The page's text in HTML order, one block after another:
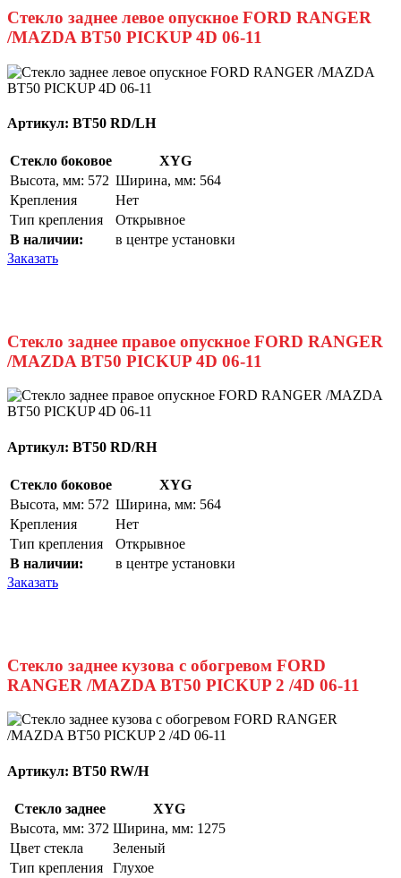
Стекло заднее левое опускное FORD RANGER
/MAZDA BT50 PICKUP 4D 06-11
Артикул: BT50 RD/LH
Стекло боковое
XYG
Высота, мм: 572 Ширина, мм: 564
Крепления
Нет
Тип крепления
Открывное
В наличии:
в центре установки
Заказать
Стекло заднее правое опускное FORD RANGER
/MAZDA BT50 PICKUP 4D 06-11
Артикул: BT50 RD/RH
Стекло боковое
XYG
Высота, мм: 572 Ширина, мм: 564
Крепления
Нет
Тип крепления
Открывное
В наличии:
в центре установки
Заказать
Стекло заднее кузова с обогревом FORD
RANGER /MAZDA BT50 PICKUP 2 /4D 06-11
Артикул: BT50 RW/H
Стекло заднее
XYG
Высота, мм: 372 Ширина, мм: 1275
Цвет стекла
Зеленый
Тип крепления
Глухое